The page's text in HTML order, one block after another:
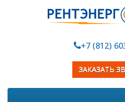
+7 (812)
ЗАКАЗАТЬ